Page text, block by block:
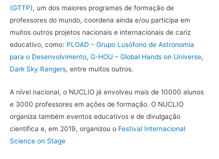
(GTTP), um dos maiores programas de formação de
professores do mundo, coordena ainda e/ou participa em
muitos outros projetos nacionais e internacionais de cariz
educativo, como: PLOAD – Grupo Lusófono de Astronomia
para o Desenvolvimento, G-HOU – Global Hands on Universe,
Dark Sky Rangers, entre muitos outros.
A nível nacional, o NUCLIO já envolveu mais de 10000 alunos
e 3000 professores em ações de formação. O NUCLIO
organiza também eventos educativos e de divulgação
científica e, em 2019, organizou o Festival Internacional
Science on Stage